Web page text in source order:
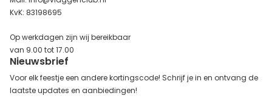
KvK: 83198695
Op werkdagen zijn wij bereikbaar
van 9.00 tot 17.00
Nieuwsbrief
Voor elk feestje een andere kortingscode! Schrijf je in en ontvang de
laatste updates en aanbiedingen!